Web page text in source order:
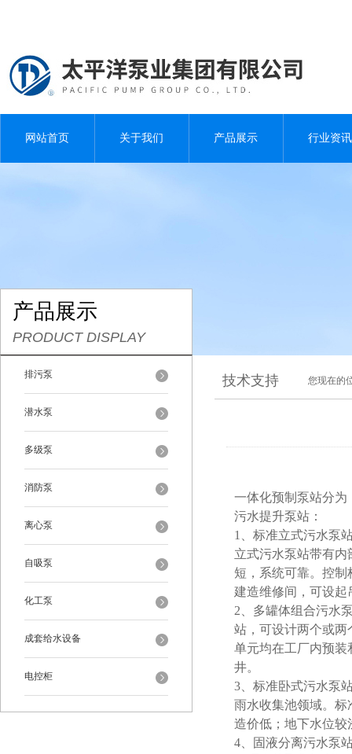
网站首页 关于我们 产品展示 行业资讯
产品展示
PRODUCT DISPLAY
排污泵
潜水泵
多级泵
消防泵
离心泵
自吸泵
化工泵
成套给水设备
电控柜
技术支持 您现在的
一体化预制泵站分为
污水提升泵站：
1、 标准立式污水泵
立式污水泵站带有
短，系统可靠。控
建造维修间，可设起
2、 多罐体组合污水
站，可设计两个或
单元均在工厂内预装
井。
3、 标准卧式污水泵
雨水收集池领域。标
造价低；地下水位较
4、
固液分离污水泵